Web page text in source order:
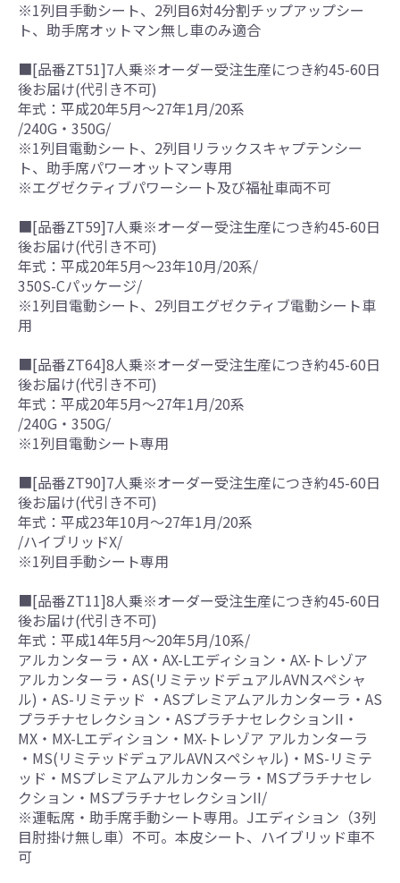
※1列目手動シート、2列目6対4分割チップアップシー
ト、助手席オットマン無し車のみ適合
■[品番ZT51]7人乗※オーダー受注生産につき約45-60日
後お届け(代引き不可)
年式：平成20年5月～27年1月/20系
/240G・350G/
※1列目電動シート、2列目リラックスキャプテンシー
ト、助手席パワーオットマン専用
※エグゼクティブパワーシート及び福祉車両不可
■[品番ZT59]7人乗※オーダー受注生産につき約45-60日
後お届け(代引き不可)
年式：平成20年5月～23年10月/20系/
350S-Cパッケージ/
※1列目電動シート、2列目エグゼクティブ電動シート車
用
■[品番ZT64]8人乗※オーダー受注生産につき約45-60日
後お届け(代引き不可)
年式：平成20年5月～27年1月/20系
/240G・350G/
※1列目電動シート専用
■[品番ZT90]7人乗※オーダー受注生産につき約45-60日
後お届け(代引き不可)
年式：平成23年10月～27年1月/20系
/ハイブリッドX/
※1列目手動シート専用
■[品番ZT11]8人乗※オーダー受注生産につき約45-60日
後お届け(代引き不可)
年式：平成14年5月～20年5月/10系/
アルカンターラ・AX・AX-Lエディション・AX-トレゾア
アルカンターラ・AS(リミテッドデュアルAVNスペシャ
ル)・AS-リミテッド ・ASプレミアムアルカンターラ・AS
プラチナセレクション・ASプラチナセレクションII・
MX・MX-Lエディション・MX-トレゾア アルカンターラ
・MS(リミテッドデュアルAVNスペシャル)・MS-リミテ
ッド・MSプレミアムアルカンターラ・MSプラチナセレ
クション・MSプラチナセレクションII/
※運転席・助手席手動シート専用。Jエディション（3列
目肘掛け無し車）不可。本皮シート、ハイブリッド車不
可